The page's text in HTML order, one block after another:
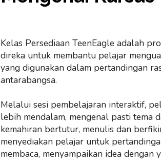
Kelas Persediaan TeenEagle adalah
direka untuk membantu pelajar
yang digunakan dalam pertandingan
antarabangsa.
Melalui sesi pembelajaran interaktif,
lebih mendalam, mengenal pasti tema
kemahiran bertutur, menulis dan
menyediakan pelajar untuk
membaca, menyampaikan idea